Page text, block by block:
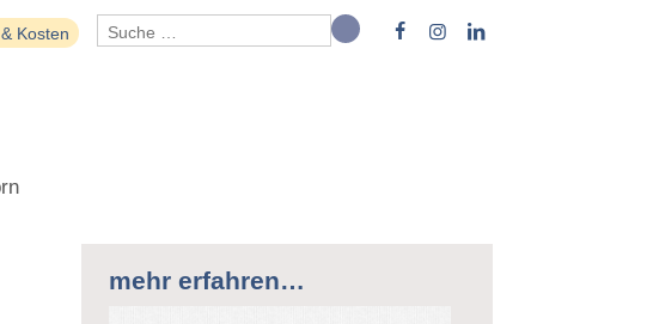
Kosten
mehr erfahren…